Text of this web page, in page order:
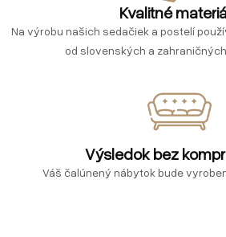
Kvalitné
Na výrobu našich sedačiek a postelí
od slovenských a
Výsledok bez
Váš čalúnený nábytok bude